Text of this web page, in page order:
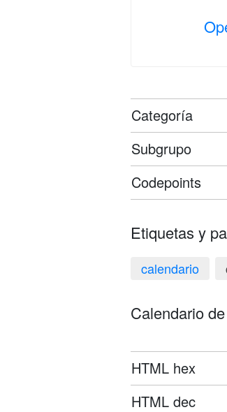
Categoría
Subgrupo
Codepoints
Etiquetas y
calendario
Calendario
HTML hex
HTML dec